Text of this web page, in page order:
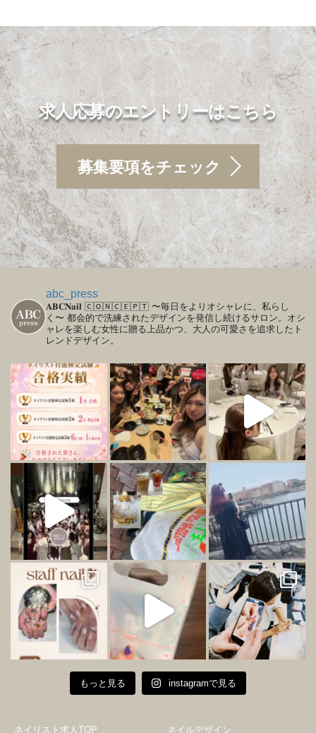
求人応募のエントリーはこちら
募集要項をチェック
abc_press
𝐀𝐁𝐂𝐍𝐚𝐢𝐥 🄲🄾🄽🄲🄴🄿🅃 〜毎日をよりオシャレに、私らし
く〜 都会的で洗練されたデザインを発信し続けるサロン。オシ
ャレを楽しむ女性に贈る上品かつ、大人の可愛さを追求したト
レンドデザイン。
もっと見る instagramで見る
ネイリスト求人TOP ネイルデザイン